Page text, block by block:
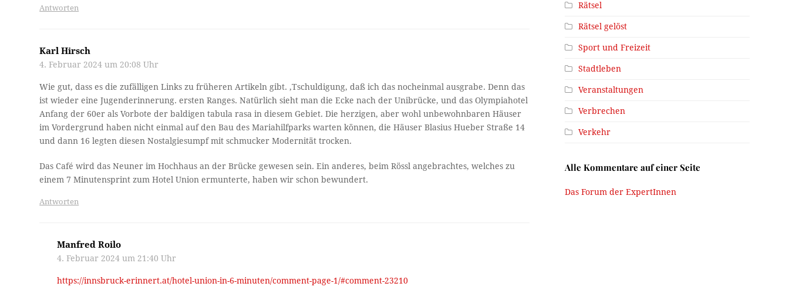
Antworten
Karl Hirsch
4. Februar 2024 um 20:08 Uhr
Wie gut, dass es die zufälligen Links zu früheren Artikeln gibt. ‚Tschuldigung, daß ich das nocheinmal ausgrabe. Denn das
ist wieder eine Jugenderinnerung. ersten Ranges. Natürlich sieht man die Ecke nach der Unibrücke, und das Olympiahotel
Anfang der 60er als Vorbote der baldigen tabula rasa in diesem Gebiet. Die herzigen, aber wohl unbewohnbaren Häuser
im Vordergrund haben nicht einmal auf den Bau des Mariahilfparks warten können, die Häuser Blasius Hueber Straße 14
und dann 16 legten diesen Nostalgiesumpf mit schmucker Modernität trocken.
Das Café wird das Neuner im Hochhaus an der Brücke gewesen sein. Ein anderes, beim Rössl angebrachtes, welches zu
einem 7 Minutensprint zum Hotel Union ermunterte, haben wir schon bewundert.
Antworten
Manfred Roilo
4. Februar 2024 um 21:40 Uhr
https://innsbruck-erinnert.at/hotel-union-in-6-minuten/comment-page-1/#comment-23210
Rätsel
Rätsel gelöst
Sport und Freizeit
Stadtleben
Veranstaltungen
Verbrechen
Verkehr
Alle Kommentare auf einer Seite
Das Forum der ExpertInnen